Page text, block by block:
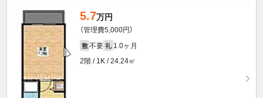
5.7万円
（管理費5,000円）
敷 不要 礼 1.0ヶ月
2階 / 1K / 24.24㎡